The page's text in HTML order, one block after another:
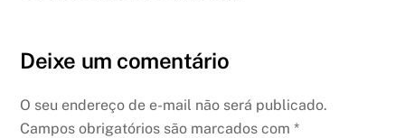
Deixe um comentário
O seu endereço de e-mail não será publicado.
Campos obrigatórios são marcados com*